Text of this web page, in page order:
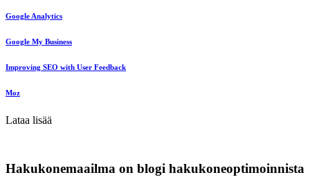
Google Analytics
Google My Business
Improving SEO with User Feedback
Moz
Lataa lisää
Hakukonemaailma on blogi hakukoneoptimoinnista